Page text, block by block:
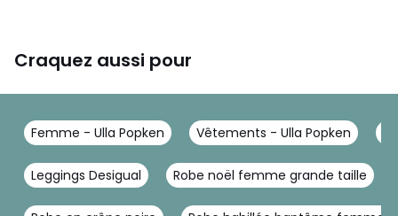
Craquez aussi pour
Femme - Ulla Popken Vêtements - Ulla Popken
Leggings Desigual Robe noël femme grande taille